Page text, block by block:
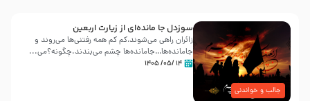
جالب و خواندنی
سوزدل جا مانده‌ای از زیارت اربعین
زائران راهی می‌شوند،کم‌ کم همه رفتنی‌ها می‌روند و
جامانده‌ها…جامانده‌ها چشم می‌بندند.چگونه؟می‌...
۱۴ /۰۵/ ۱۴۰۵